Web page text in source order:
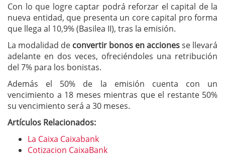
Con lo que logre captar podrá reforzar el capital de la
nueva entidad, que presenta un core capital pro forma
que llega al 10,9% (Basilea II), tras la emisión.
La modalidad de convertir bonos en accionesse llevará
adelante en dos veces, ofreciéndoles una retribución
del 7% para los bonistas.
Además el 50% de la emisión cuenta con un
vencimiento a 18 meses mientras que el restante 50%
su vencimiento será a 30 meses.
Artículos Relacionados:
La Caixa Caixabank
Cotizacion CaixaBank